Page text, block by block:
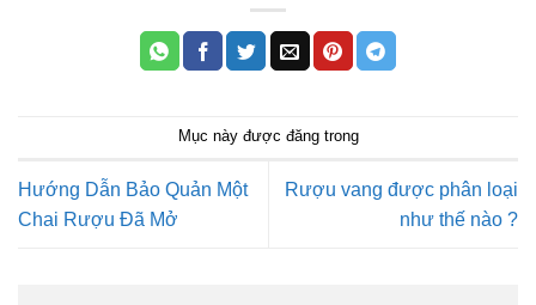
Mục này được đăng trong
Hướng Dẫn Bảo Quản Một
Chai Rượu Đã Mở
Rượu vang được phân loại
như thế nào ?